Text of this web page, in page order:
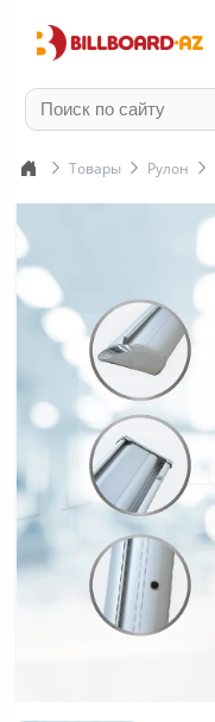
Товары Рулон